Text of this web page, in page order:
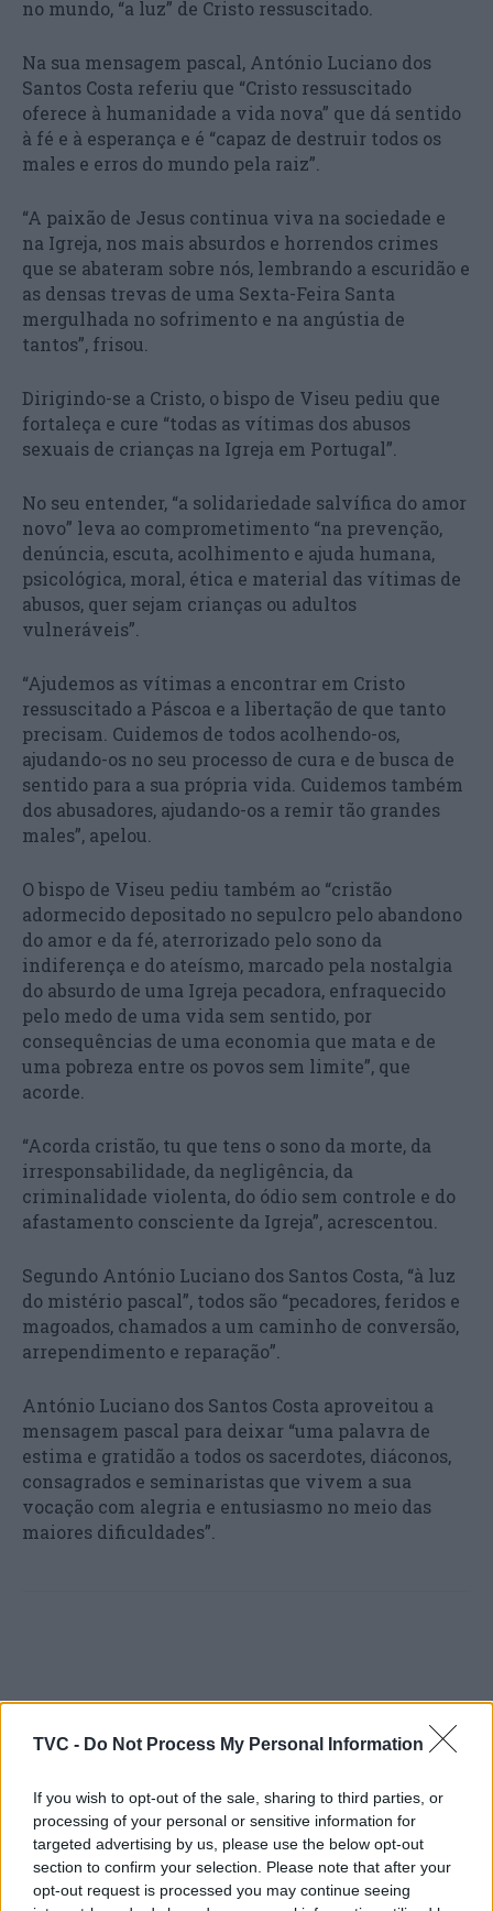
TVC - Do Not Process My Personal Information
If you wish to opt-out of the sale, sharing to third parties, or
processing of your personal or sensitive information for
targeted advertising by us, please use the below opt-out
section to confirm your selection. Please note that after your
opt-out request is processed you may continue seeing
no mundo, “a luz” de Cristo ressuscitado.
Na sua mensagem pascal, António Luciano dos
Santos Costa referiu que “Cristo ressuscitado
oferece à humanidade a vida nova” que dá sentido
à fé e à esperança e é “capaz de destruir todos os
males e erros do mundo pela raiz”.
“A paixão de Jesus continua viva na sociedade e
na Igreja, nos mais absurdos e horrendos crimes
que se abateram sobre nós, lembrando a escuridão e
as densas trevas de uma Sexta-Feira Santa
mergulhada no sofrimento e na angústia de
tantos”, frisou.
Dirigindo-se a Cristo, o bispo de Viseu pediu que
fortaleça e cure “todas as vítimas dos abusos
sexuais de crianças na Igreja em Portugal”.
No seu entender, “a solidariedade salvífica do amor
novo” leva ao comprometimento “na prevenção,
denúncia, escuta, acolhimento e ajuda humana,
psicológica, moral, ética e material das vítimas de
abusos, quer sejam crianças ou adultos
vulneráveis”.
“Ajudemos as vítimas a encontrar em Cristo
ressuscitado a Páscoa e a libertação de que tanto
precisam. Cuidemos de todos acolhendo-os,
ajudando-os no seu processo de cura e de busca de
sentido para a sua própria vida. Cuidemos também
dos abusadores, ajudando-os a remir tão grandes
males”, apelou.
O bispo de Viseu pediu também ao “cristão
adormecido depositado no sepulcro pelo abandono
do amor e da fé, aterrorizado pelo sono da
indiferença e do ateísmo, marcado pela nostalgia
do absurdo de uma Igreja pecadora, enfraquecido
pelo medo de uma vida sem sentido, por
consequências de uma economia que mata e de
uma pobreza entre os povos sem limite”, que
acorde.
“Acorda cristão, tu que tens o sono da morte, da
irresponsabilidade, da negligência, da
criminalidade violenta, do ódio sem controle e do
afastamento consciente da Igreja”, acrescentou.
Segundo António Luciano dos Santos Costa, “à luz
do mistério pascal”, todos são “pecadores, feridos e
magoados, chamados a um caminho de conversão,
arrependimento e reparação”.
António Luciano dos Santos Costa aproveitou a
mensagem pascal para deixar “uma palavra de
estima e gratidão a todos os sacerdotes, diáconos,
consagrados e seminaristas que vivem a sua
vocação com alegria e entusiasmo no meio das
maiores dificuldades”.
Ex-comandante da base de
Ovar gastou 30 mil em
comida e vinho para
família
Ministério adia decisões
sobre novo hospital do
Oeste até analisar estudo